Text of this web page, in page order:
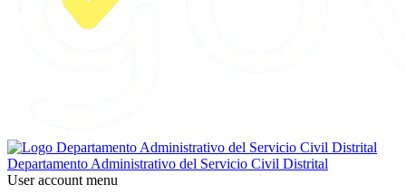
Departamento Administrativo del Servicio Civil Distrital
User account menu